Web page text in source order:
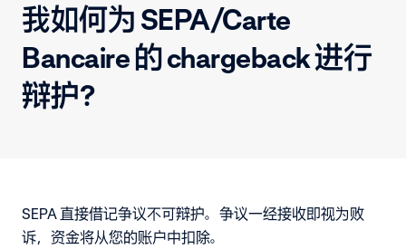
我如何为 SEPA/Carte
Bancaire 的 chargeback 进行
辩护？
SEPA 直接借记争议不可辩护。争议一经接收即视为败
诉，资金将从您的账户中扣除。